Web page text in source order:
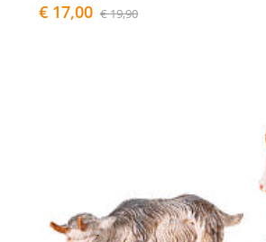
€ 17,00 € 19,90